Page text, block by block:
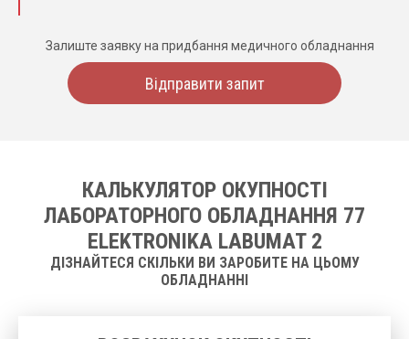
Залиште заявку на придбання медичного обладнання
Відправити запит
КАЛЬКУЛЯТОР ОКУПНОСТІ
ЛАБОРАТОРНОГО ОБЛАДНАННЯ 77
ELEKTRONIKA LABUMAT 2
ДІЗНАЙТЕСЯ СКІЛЬКИ ВИ ЗАРОБИТЕ НА ЦЬОМУ
ОБЛАДНАННІ